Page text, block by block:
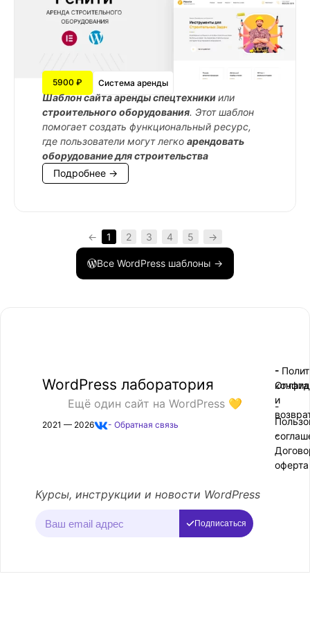
5900 ₽ Система аренды
Шаблон сайта аренды спецтехникиили
строительного оборудования. Этот шаблон
помогает создать функциональный ресурс,
где пользователи могут легко арендовать
оборудование для строительства
Подробнее →
← 1 2 3 4 5 →
Все WordPress шаблоны →
WordPress лаборатория
Ещё один сайт на WordPress 💛
2021 — 2026 - Обратная связь
-
-
-
Оплата
и
-
оферта
Курсы, инструкции и новости WordPress
Подписаться